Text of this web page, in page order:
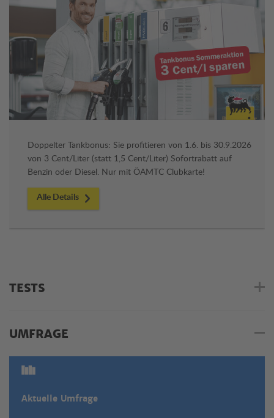
Doppelter Tankbonus: Sie profitieren von 1.6. bis 30.9.2026
von 3 Cent/Liter (statt 1,5 Cent/Liter) Sofortrabatt auf
Benzin oder Diesel. Nur mit ÖAMTC Clubkarte!
Alle Details
TESTS
UMFRAGE
Aktuelle Umfrage